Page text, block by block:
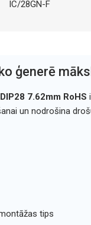
IC/28GN-F
ģenerē
7.62mm RoHS
un nodrošina
tips